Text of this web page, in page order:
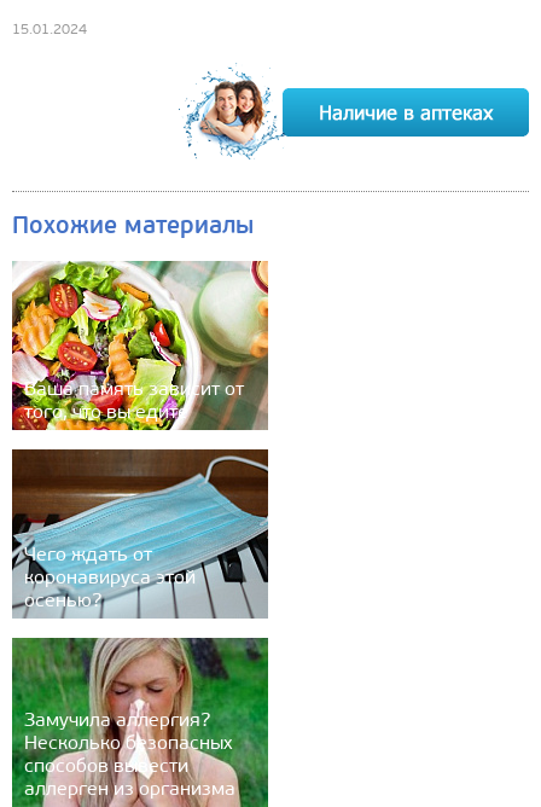
15.01.2024
Похожие материалы
Ваша память зависит от
того, что вы едите
Чего ждать от
коронавируса этой
осенью?
Замучила аллергия?
Несколько безопасных
способов вывести
аллерген из организма